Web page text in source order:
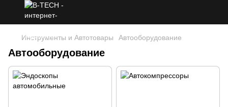
Инструменты и Автотовары Автооборудование
Автооборудование